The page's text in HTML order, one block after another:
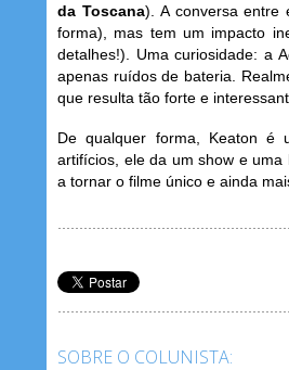
da Toscana). A conversa entre
forma), mas tem um impacto
detalhes!). Uma curiosidade: a
apenas ruídos de bateria.
que resulta tão forte e
De qualquer forma, Keaton é
artifícios, ele da um show e
a tornar o filme único e ainda
SOBRE O COLUNISTA: